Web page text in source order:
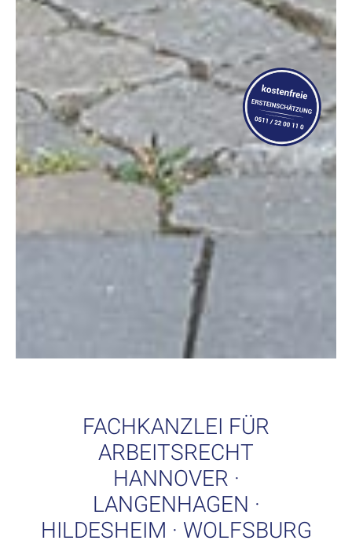
FACHKANZLEI FÜR
ARBEITSRECHT
HANNOVER ·
LANGENHAGEN ·
HILDESHEIM · WOLFSBURG